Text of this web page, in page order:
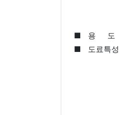
■
용 도
■
도료특성